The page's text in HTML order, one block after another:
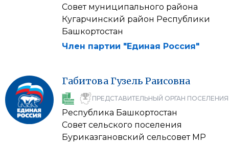
Совет муниципального района
Кугарчинский район Республики
Башкортостан
Член партии "Единая Россия"
Габитова Гузель Раисовна
ПРЕДСТАВИТЕЛЬНЫЙ ОРГАН ПОСЕЛЕНИЯ
Республика Башкортостан
Совет сельского поселения
Буриказгановский сельсовет МР